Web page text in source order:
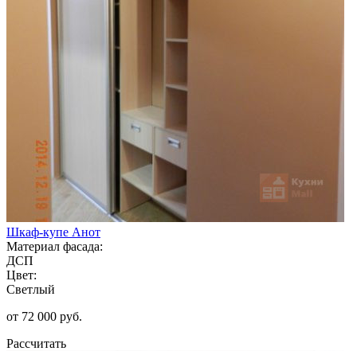
Шкаф-купе Анот
Материал фасада:
ДСП
Цвет:
Светлый
от 72 000 руб.
Рассчитать